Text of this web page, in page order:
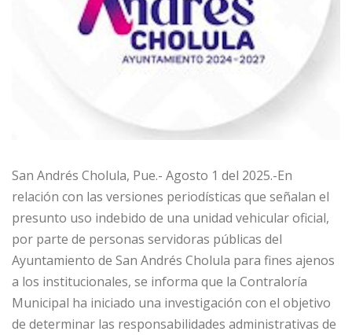
San Andrés Cholula, Pue.- Agosto 1 del 2025.-En
relación con las versiones periodísticas que señalan el
presunto uso indebido de una unidad vehicular oficial,
por parte de personas servidoras públicas del
Ayuntamiento de San Andrés Cholula para fines ajenos
a los institucionales, se informa que la Contraloría
Municipal ha iniciado una investigación con el objetivo
de determinar las responsabilidades administrativas de